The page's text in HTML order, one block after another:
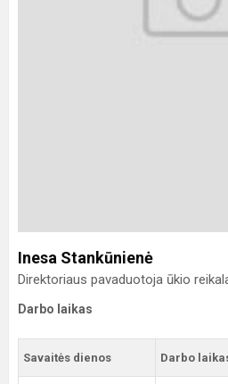
Inesa Stankūnienė
Direktoriaus pavaduotoja ūkio
Darbo laikas
Savaitės dienos Darbo